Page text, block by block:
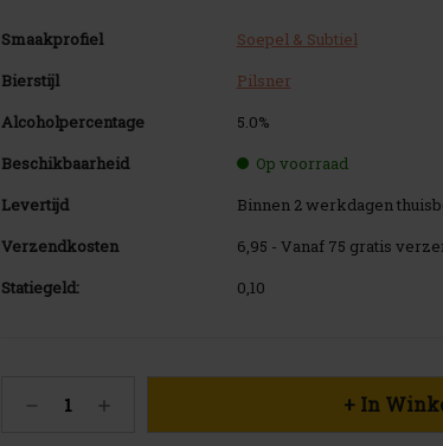
Smaakprofiel
Soepel & Subtiel
Bierstijl
Pilsner
Alcoholpercentage
5.0%
Beschikbaarheid
Op voorraad
Levertijd
Binnen 2 werkdagen
Verzendkosten
6,95 - Vanaf 75 gratis
Statiegeld:
0,10
voorraad:
HoeveelheidHoeveelheid